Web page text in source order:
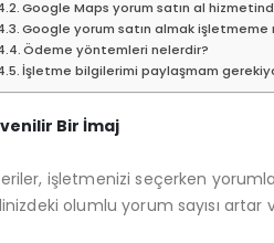
Google Maps yorum satın al
Google yorum satın almak işletmeme
Ödeme yöntemleri nelerdir?
İşletme bilgilerimi paylaşmam
Bir İmaj
işletmenizi seçerken
olumlu yorum sayısı